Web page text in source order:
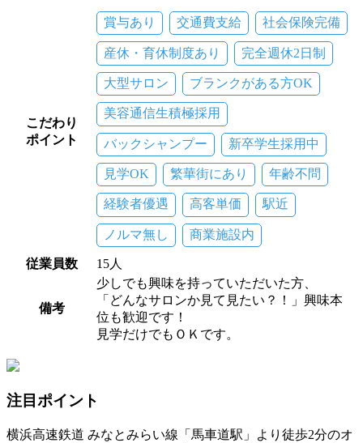
こだわり
ポイント
賞与あり 交通費支給 社会保険完備
産休・育休制度あり 完全週休2日制
大型サロン ブランクがある方OK
美容通信生積極採用
バックシャンプー 新卒学生採用中
見学OK 繁華街にあり 年齢不問
経験者優遇 高客単価 駅近
ノルマ無し 商業施設内
従業員数 15人
備考
少しでも興味を持っていただいた方、
「どんなサロンか見て見たい？！」興味本
位も歓迎です！
見学だけでもＯＫです。
注目ポイント
横浜高速鉄道 みなとみらい線「馬車道駅」より徒歩2分のオ